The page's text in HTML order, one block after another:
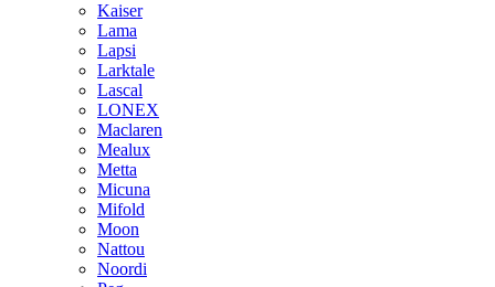
Kaiser
Lama
Lapsi
Larktale
Lascal
LONEX
Maclaren
Mealux
Metta
Micuna
Mifold
Moon
Nattou
Noordi